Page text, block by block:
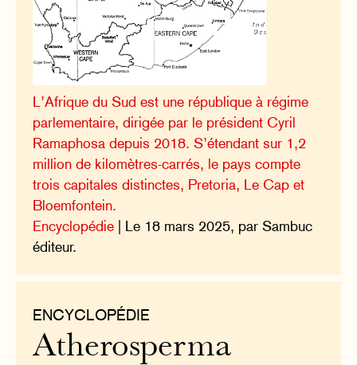
L’Afrique du Sud est une république à régime
parlementaire, dirigée par le président Cyril
Ramaphosa depuis 2018. S’étendant sur 1,2
million de kilomètres-carrés, le pays compte
trois capitales distinctes, Pretoria, Le Cap et
Bloemfontein.
Encyclopédie | Le 18 mars 2025, par Sambuc
éditeur.
ENCYCLOPÉDIE
Atherosperma